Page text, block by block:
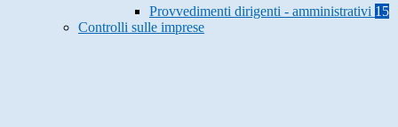
Provvedimenti dirigenti - amministrativi 15
Controlli sulle imprese